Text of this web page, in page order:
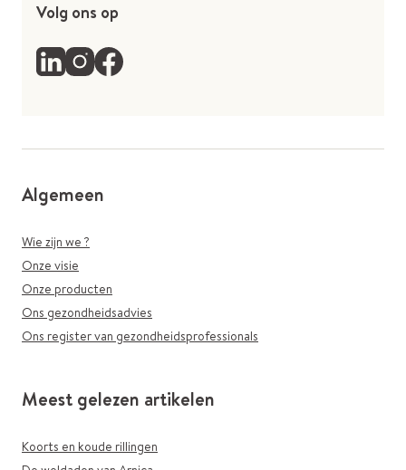
Volg ons op
Algemeen
Wie zijn we ?
Onze visie
Onze producten
Ons gezondheidsadvies
Ons register van gezondheidsprofessionals
Meest gelezen artikelen
Koorts en koude rillingen